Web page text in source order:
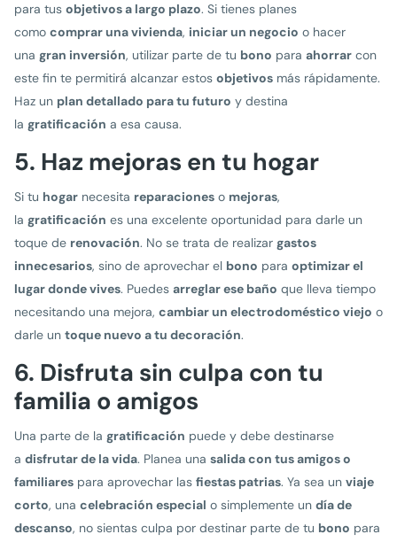
para tus objetivos a largo plazo. Si tienes planes
como comprar una vivienda, iniciar un negocio o hacer
una gran inversión, utilizar parte de tu bono para ahorrar con
este fin te permitirá alcanzar estos objetivos más rápidamente.
Haz un plan detallado para tu futuro y destina
la gratificación a esa causa.
5. Haz mejoras en tu hogar
Si tu hogar necesita reparaciones o mejoras,
la gratificación es una excelente oportunidad para darle un
toque de renovación. No se trata de realizar gastos
innecesarios, sino de aprovechar el bono para optimizar el
lugar donde vives. Puedes arreglar ese baño que lleva tiempo
necesitando una mejora, cambiar un electrodoméstico viejo o
darle un toque nuevo a tu decoración.
6. Disfruta sin culpa con tu
familia o amigos
Una parte de la gratificación puede y debe destinarse
a disfrutar de la vida. Planea una salida con tus amigos o
familiares para aprovechar las fiestas patrias. Ya sea un viaje
corto, una celebración especial o simplemente un día de
descanso, no sientas culpa por destinar parte de tu bono para